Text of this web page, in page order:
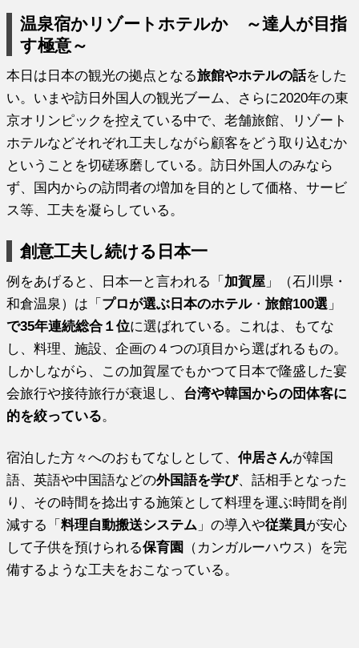
温泉宿かリゾートホテルか ～達人が目指
す極意～
本日は日本の観光の拠点となる旅館やホテルの話をした
い。いまや訪日外国人の観光ブーム、さらに2020年の東
京オリンピックを控えている中で、老舗旅館、リゾート
ホテルなどそれぞれ工夫しながら顧客をどう取り込むか
ということを切磋琢磨している。訪日外国人のみなら
ず、国内からの訪問者の増加を目的として価格、サービ
ス等、工夫を凝らしている。
創意工夫し続ける日本一
例をあげると、日本一と言われる「 加賀屋 」（石川県・
和倉温泉）は「 プロが選ぶ日本のホテル・旅館100選 」
で35年連続総合１位に選ばれている。これは、もてな
し、料理、施設、企画の４つの項目から選ばれるもの。
しかしながら、この加賀屋でもかつて日本で隆盛した宴
会旅行や接待旅行が衰退し、 台湾や韓国からの団体客に
的を絞っている。
宿泊した方々へのおもてなしとして、仲居さんが韓国
語、英語や中国語などの外国語を学び、話相手となった
り、その時間を捻出する施策として料理を運ぶ時間を削
減する「料理自動搬送システム 」の導入や従業員が安心
して子供を預けられる保育園
（カンガルーハウス）を完
備するような工夫をおこなっている。